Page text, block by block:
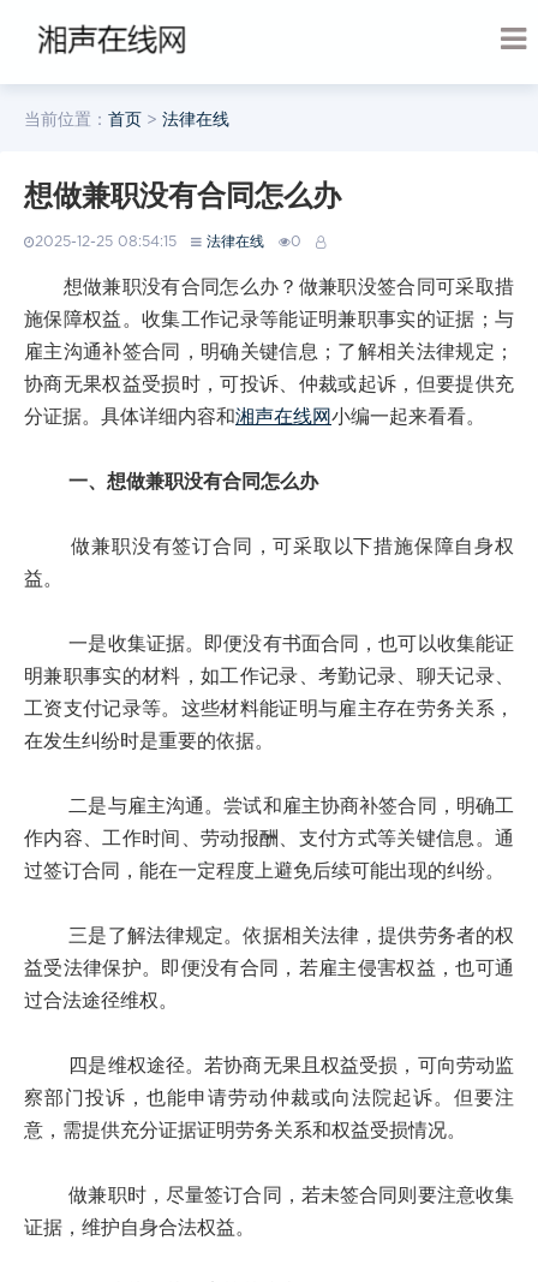
当前位置： 首页 > 法律在线
想做兼职没有合同怎么办
2025-12-25 08:54:15 法律在线 0
想做兼职没有合同怎么办？做兼职没签合同可采取措
施保障权益。收集工作记录等能证明兼职事实的证据；与
雇主沟通补签合同，明确关键信息；了解相关法律规定；
协商无果权益受损时，可投诉、仲裁或起诉，但要提供充
分证据。具体详细内容和湘声在线网小编一起来看看。
一、想做兼职没有合同怎么办
做兼职没有签订合同，可采取以下措施保障自身权
益。
一是收集证据。即便没有书面合同，也可以收集能证
明兼职事实的材料，如工作记录、考勤记录、聊天记录、
工资支付记录等。这些材料能证明与雇主存在劳务关系，
在发生纠纷时是重要的依据。
二是与雇主沟通。尝试和雇主协商补签合同，明确工
作内容、工作时间、劳动报酬、支付方式等关键信息。通
过签订合同，能在一定程度上避免后续可能出现的纠纷。
三是了解法律规定。依据相关法律，提供劳务者的权
益受法律保护。即便没有合同，若雇主侵害权益，也可通
过合法途径维权。
四是维权途径。若协商无果且权益受损，可向劳动监
察部门投诉，也能申请劳动仲裁或向法院起诉。但要注
意，需提供充分证据证明劳务关系和权益受损情况。
做兼职时，尽量签订合同，若未签合同则要注意收集
证据，维护自身合法权益。